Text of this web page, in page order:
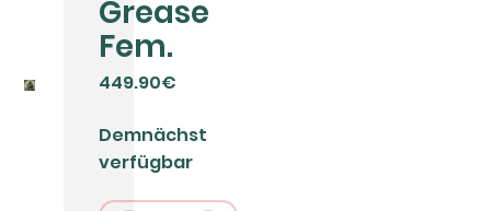
Grease
Fem.
449.90€
Demnächst
verfügbar